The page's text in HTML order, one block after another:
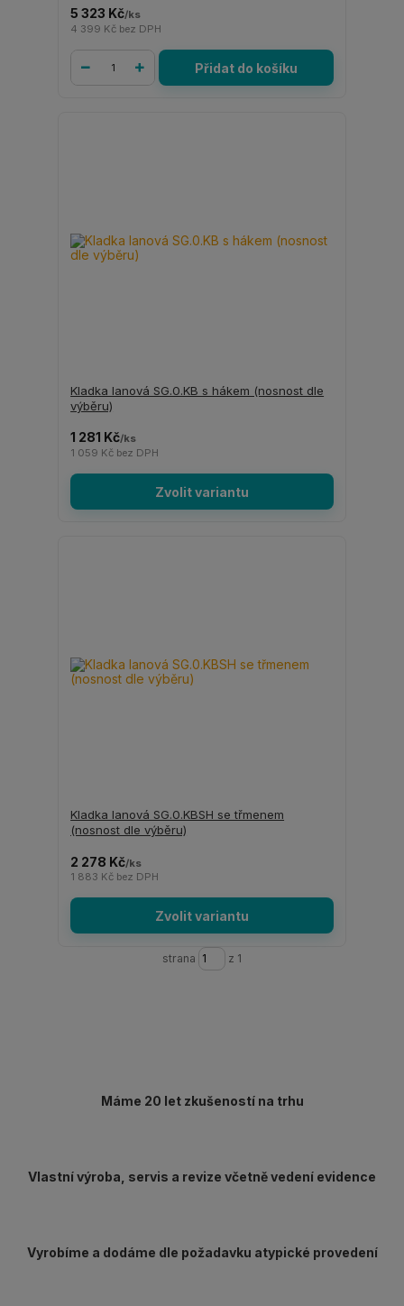
5 323 Kč/ks
4 399 Kč bez DPH
Přidat do košíku
Kladka lanová SG.0.KB s hákem (nosnost dle
výběru)
1 281 Kč/ks
1 059 Kč bez DPH
Zvolit variantu
Kladka lanová SG.0.KBSH se třmenem
(nosnost dle výběru)
2 278 Kč/ks
1 883 Kč bez DPH
Zvolit variantu
strana z 1
Máme 20 let zkušeností na trhu
Vlastní výroba, servis a revize včetně vedení evidence
Vyrobíme a dodáme dle požadavku atypické provedení